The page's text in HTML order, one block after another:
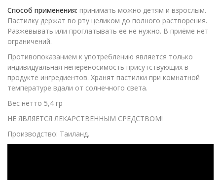
Способ применения: принимать можно детям и взрослым.
Пастилку держат во рту целиком до полного растворения.
Разжевывать или проглатывать ее не нужно. В приёме нет
ограничений.
Противопоказанием к употреблению является только
индивидуальная непереносимость присутствующих в
продукте ингредиентов. Хранят пастилки при комнатной
температуре вдали от солнечного света.
Вес нетто 5,4 гр
НЕ ЯВЛЯЕТСЯ ЛЕКАРСТВЕННЫМ СРЕДСТВОМ!
Производство: Таиланд.